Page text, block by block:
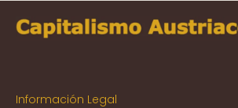
Información Legal